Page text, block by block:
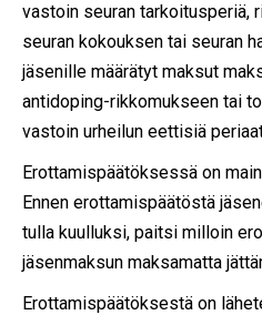
vastoin seuran tarkoitusperiä,
seuran kokouksen tai seuran
jäsenille määrätyt maksut
antidoping-rikkomukseen tai
vastoin urheilun eettisiä
Erottamispäätöksessä on
Ennen erottamispäätöstä
tulla kuulluksi, paitsi milloin
jäsenmaksun maksamatta
Erottamispäätöksestä on